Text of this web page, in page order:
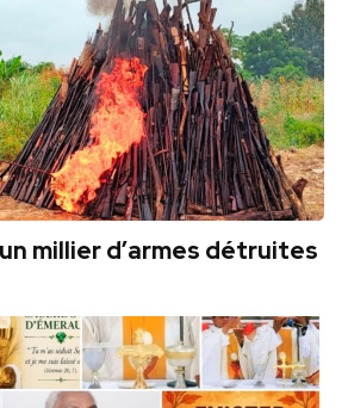
millier d’armes détruites